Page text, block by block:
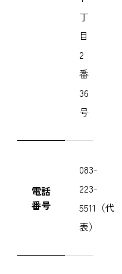
丁
目
2
番
36
号
電話
番号
083-
223-
5511（代
表）